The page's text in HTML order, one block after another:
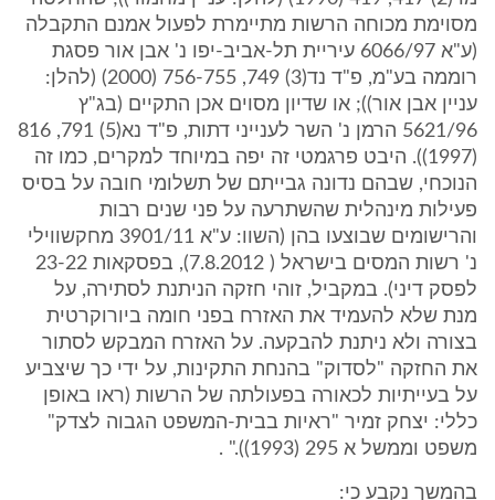
מסוימת מכוחה הרשות מתיימרת לפעול אמנם התקבלה
(ע"א 6066/97 עיריית תל-אביב-יפו נ' אבן אור פסגת
רוממה בע"מ, פ"ד נד(3) 749, 756-755 (2000) (להלן:
עניין אבן אור)); או שדיון מסוים אכן התקיים (בג"ץ
5621/96 הרמן נ' השר לענייני דתות, פ"ד נא(5) 791, 816
(1997)). היבט פרגמטי זה יפה במיוחד למקרים, כמו זה
הנוכחי, שבהם נדונה גבייתם של תשלומי חובה על בסיס
פעילות מינהלית שהשתרעה על פני שנים רבות
והרישומים שבוצעו בהן (השוו: ע"א 3901/11 מחקשווילי
נ' רשות המסים בישראל ( 7.8.2012), בפסקאות 23-22
לפסק דיני). במקביל, זוהי חזקה הניתנת לסתירה, על
מנת שלא להעמיד את האזרח בפני חומה ביורוקרטית
בצורה ולא ניתנת להבקעה. על האזרח המבקש לסתור
את החזקה "לסדוק" בהנחת התקינות, על ידי כך שיצביע
על בעייתיות לכאורה בפעולתה של הרשות (ראו באופן
כללי: יצחק זמיר "ראיות בבית-המשפט הגבוה לצדק"
משפט וממשל א 295 (1993))." .
בהמשך נקבע כי: